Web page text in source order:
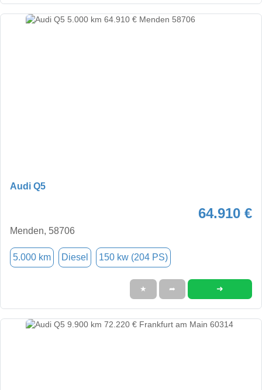
Audi Q5
64.910 €
Menden, 58706
5.000 km Diesel 150 kw (204 PS)
★ ➦ ➜